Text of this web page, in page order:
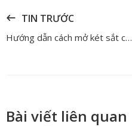
TIN TRƯỚC
Hướng dẫn cách mở két sắt chi tiết từ A - Z cho người mới
Bài viết liên quan